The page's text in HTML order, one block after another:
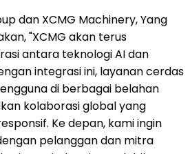
dan XCMG Machinery, Yang
"XCMG akan terus
antara teknologi AI dan
integrasi ini, layanan cerdas
di berbagai belahan
kolaborasi global yang
Ke depan, kami ingin
pelanggan dan mitra